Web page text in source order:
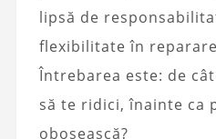
lipsă de
flexibilitate în
Întrebarea este: de
să te ridici, înainte ca
obosească?